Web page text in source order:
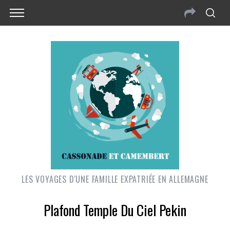
LES VOYAGES D'UNE FAMILLE EXPATRIÉE EN ALLEMAGNE
Plafond Temple Du Ciel Pekin